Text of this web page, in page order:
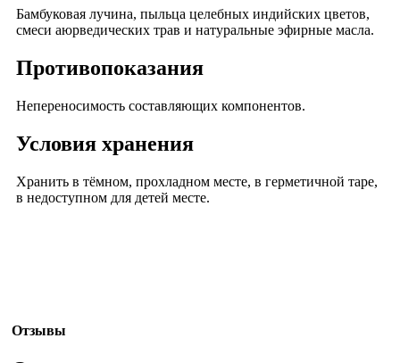
Бамбуковая лучина, пыльца целебных индийских цветов,
смеси аюрведических трав и натуральные эфирные масла.
Противопоказания
Непереносимость составляющих компонентов.
Условия хранения
Хранить в тёмном, прохладном месте, в герметичной таре,
в недоступном для детей месте.
Отзывы